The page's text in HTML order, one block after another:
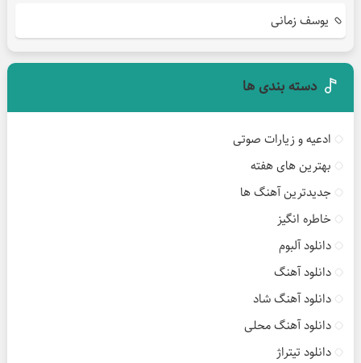
یوسف زمانی
دسته بندی ها
ادعیه و زیارات صوتی
بهترین های هفته
جدیدترین آهنگ ها
خاطره انگیز
دانلود آلبوم
دانلود آهنگ
دانلود آهنگ شاد
دانلود آهنگ محلی
دانلود تیتراژ